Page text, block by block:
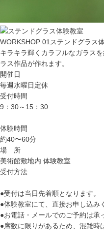
WORKSHOP 01ステンドグラス
キラキラ輝くカラフルなガラス
ラス作品が作れます。
開催日
毎週水曜日定休
受付時間
9：30～15：30
体験時間
約40〜60分
場 所
美術館敷地内 体験教室
受付方法
●受付は当日先着順となります。
●体験教室にて、直接お申し込み
●お電話・メールでのご予約は承
●席数に限りがあるため、混雑時